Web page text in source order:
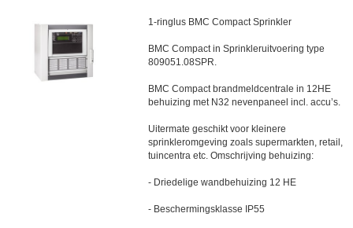
Compact
System IQ8Control
System FlexES Control
Signalering- en bedieningpanelen
1-ringlus BMC Compact Sprinkler
BMC Compact in Sprinkleruitvoering type
809051.08SPR.
BMC Compact brandmeldcentrale in 12HE
behuizing met N32 nevenpaneel incl. accu’s.
Uitermate geschikt voor kleinere
sprinkleromgeving zoals supermarkten, retail,
tuincentra etc. Omschrijving behuizing:
- Driedelige wandbehuizing 12 HE
- Beschermingsklasse IP55